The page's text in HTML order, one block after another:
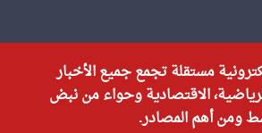
مستقلة تجمع جميع الأخبار
الاقتصادية وحواء من نبض
ومن أهم المصادر.